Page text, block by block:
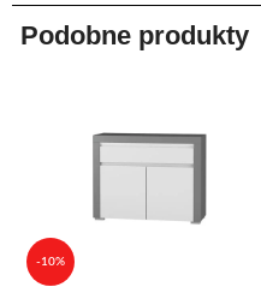
Podobne produkty
-10%